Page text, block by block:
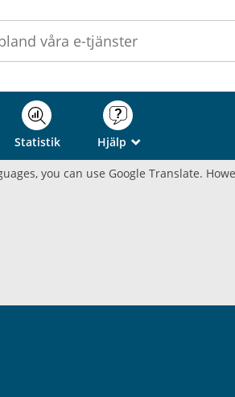
Statistik Hjälp _
you can use Google Translate.